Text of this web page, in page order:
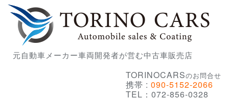
元自動車メーカー車両開発者が営む中古車販売店
TORINOCARSのお問合せ
携帯 : 090-5152-2066
TEL：072-856-0328